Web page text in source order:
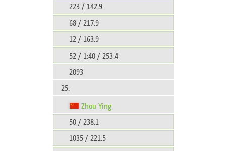
223 / 142.9
68 / 217.9
12 / 163.9
52 / 1:40 / 253.4
2093
25.
Zhou Ying
50 / 238.1
1035 / 221.5